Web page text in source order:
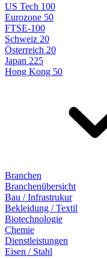
US Tech 100
Eurozone 50
FTSE-100
Schweiz 20
Österreich 20
Japan 225
Hong Kong 50
Branchen
Branchenübersicht
Bau / Infrastrukur
Bekleidung / Textil
Biotechnologie
Chemie
Dienstleistungen
Eisen / Stahl